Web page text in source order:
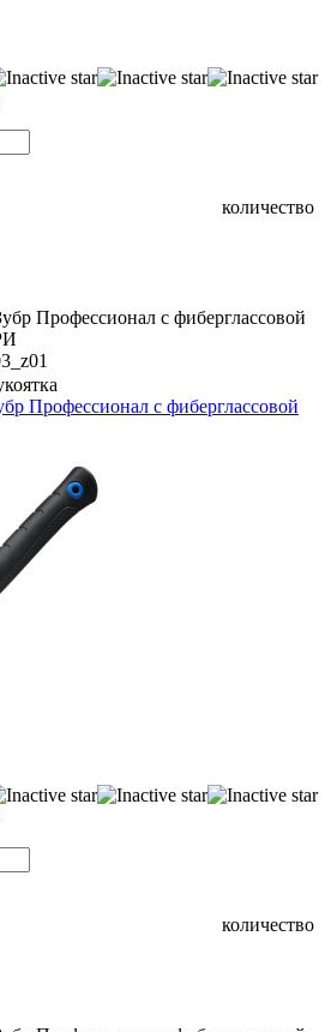
количество
Профессионал с фиберглассовой
количество